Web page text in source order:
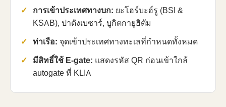
การเข้าประเทศทางบก: ยะโฮร์บะฮ์รู (BSI &
KSAB), ปาดังเบซาร์, บูกิตกายูฮิตัม
ท่าเรือ: จุดเข้าประเทศทางทะเลที่กำหนดทั้งหมด
มีสิทธิ์ใช้ E-gate: แสดงรหัส QR ก่อนเข้าใกล้
autogate ที่ KLIA